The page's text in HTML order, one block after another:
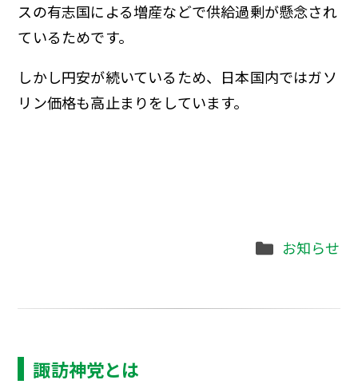
スの有志国による増産などで供給過剰が懸念され
ているためです。
しかし円安が続いているため、日本国内ではガソ
リン価格も高止まりをしています。
Categories
お知らせ
諏訪神党とは